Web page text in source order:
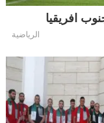
افريقيا
الرياضية